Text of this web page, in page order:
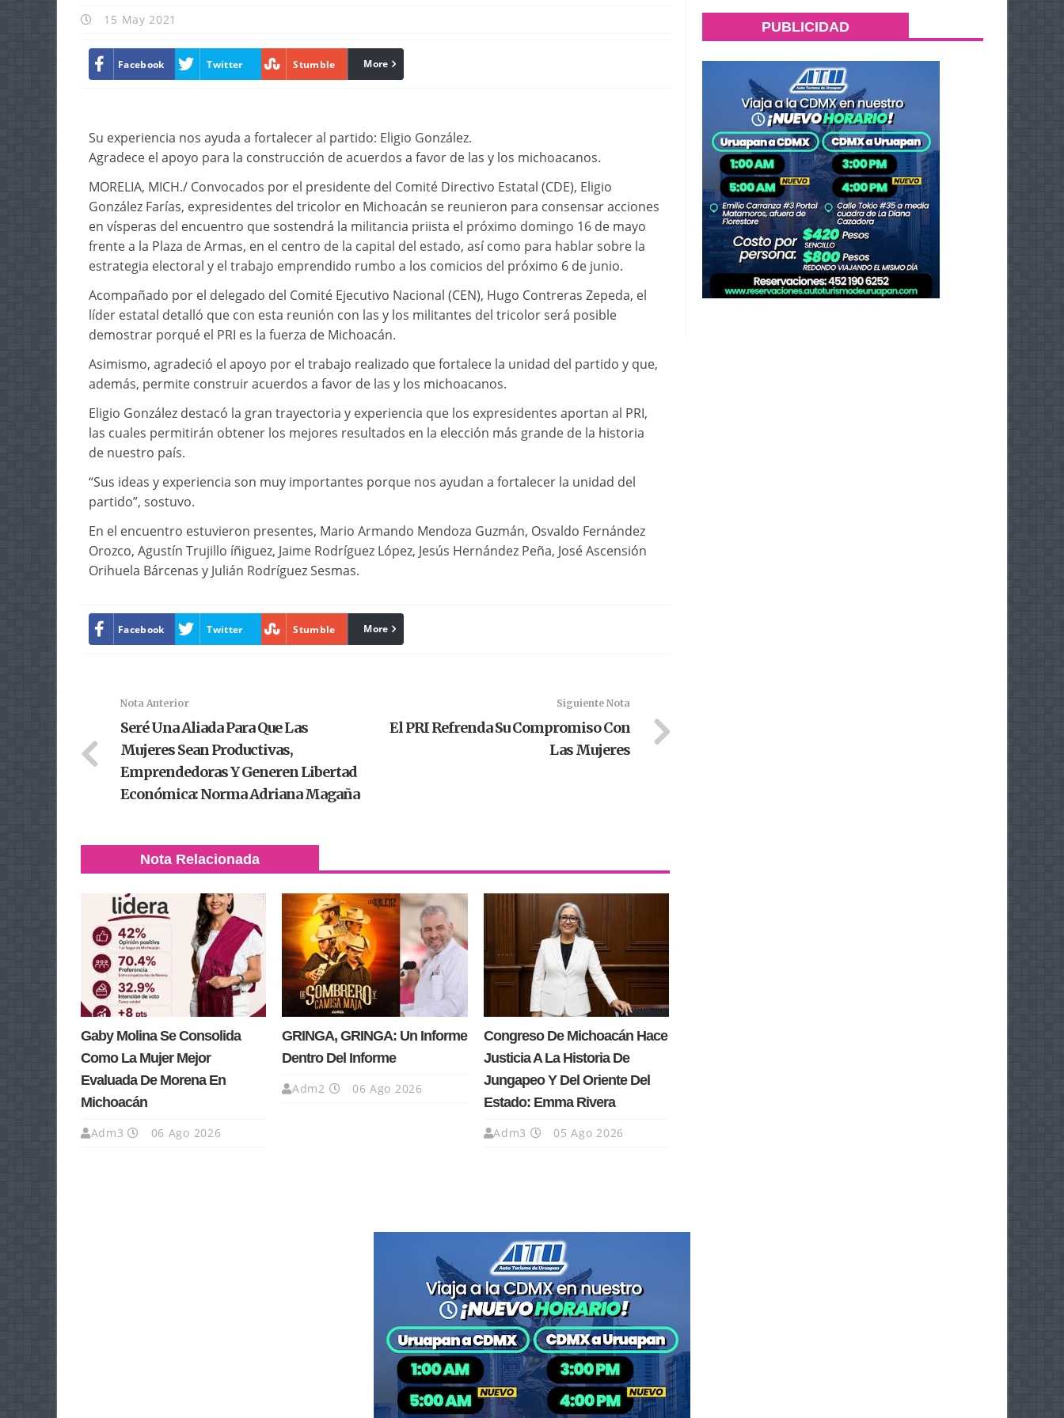
15 May 2021
Facebook Twitter Stumble linkedin
More
Su experiencia nos ayuda a fortalecer al partido: Eligio González.
Agradece el apoyo para la construcción de acuerdos a favor de las y los michoacanos.
MORELIA, MICH./ Convocados por el presidente del Comité Directivo Estatal (CDE), Eligio
González Farías, expresidentes del tricolor en Michoacán se reunieron para consensar acciones
en vísperas del encuentro que sostendrá la militancia priista el próximo domingo 16 de mayo
frente a la Plaza de Armas, en el centro de la capital del estado, así como para hablar sobre la
estrategia electoral y el trabajo emprendido rumbo a los comicios del próximo 6 de junio.
Acompañado por el delegado del Comité Ejecutivo Nacional (CEN), Hugo Contreras Zepeda, el
líder estatal detalló que con esta reunión con las y los militantes del tricolor será posible
demostrar porqué el PRI es la fuerza de Michoacán.
Asimismo, agradeció el apoyo por el trabajo realizado que fortalece la unidad del partido y que,
además, permite construir acuerdos a favor de las y los michoacanos.
Eligio González destacó la gran trayectoria y experiencia que los expresidentes aportan al PRI,
las cuales permitirán obtener los mejores resultados en la elección más grande de la historia
de nuestro país.
“Sus ideas y experiencia son muy importantes porque nos ayudan a fortalecer la unidad del
partido”, sostuvo.
En el encuentro estuvieron presentes, Mario Armando Mendoza Guzmán, Osvaldo Fernández
Orozco, Agustín Trujillo íñiguez, Jaime Rodríguez López, Jesús Hernández Peña, José Ascensión
Orihuela Bárcenas y Julián Rodríguez Sesmas.
Facebook Twitter Stumble linkedin
More
Nota Anterior
Seré Una Aliada Para Que Las
Mujeres Sean Productivas,
Emprendedoras Y Generen Libertad
Económica: Norma Adriana Magaña
Siguiente Nota
El PRI Refrenda Su Compromiso Con
Las Mujeres
Nota Relacionada
Gaby Molina Se Consolida
Como La Mujer Mejor
Evaluada De Morena En
Michoacán
Adm3 06 Ago 2026
GRINGA, GRINGA: Un Informe
Dentro Del Informe
Adm2 06 Ago 2026
Congreso De Michoacán Hace
Justicia A La Historia De
Jungapeo Y Del Oriente Del
Estado: Emma Rivera
Adm3 05 Ago 2026
PUBLICIDAD